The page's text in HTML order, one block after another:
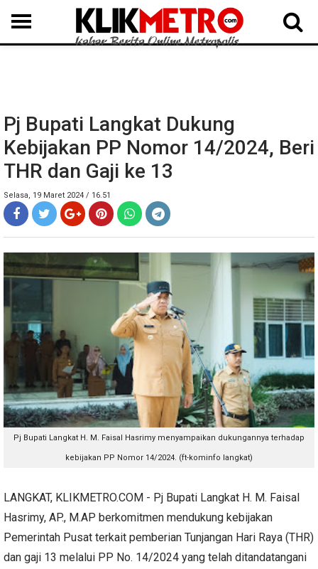
MEDAN LANGKAT DAIRI SAMOSIR TAPUT BATUBARA DELISERDANG
Pj Bupati Langkat Dukung
Kebijakan PP Nomor 14/2024, Beri
THR dan Gaji ke 13
Selasa, 19 Maret 2024 / 16.51
Pj Bupati Langkat H. M. Faisal Hasrimy menyampaikan dukungannya terhadap
kebijakan PP Nomor 14/2024. (ft-kominfo langkat)
LANGKAT, KLIKMETRO.COM - Pj Bupati Langkat H. M. Faisal
Hasrimy, AP., M.AP berkomitmen mendukung kebijakan
Pemerintah Pusat terkait pemberian Tunjangan Hari Raya (THR)
dan gaji 13 melalui PP No. 14/2024 yang telah ditandatangani